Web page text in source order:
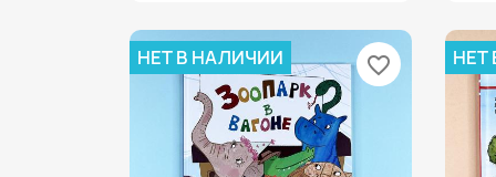
НЕТ В НАЛИЧИИ favorite_border НЕТ